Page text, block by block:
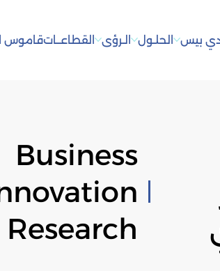
قاموسالقطاعــات الـرؤى الحلـول بيس
Business
Research